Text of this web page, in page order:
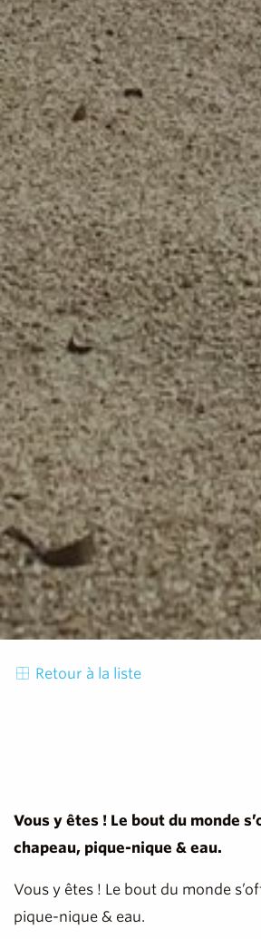
Retour à la liste
Vous y êtes ! Le bout du monde
chapeau, pique-nique & eau.
Vous y êtes ! Le bout du monde
pique-nique & eau.